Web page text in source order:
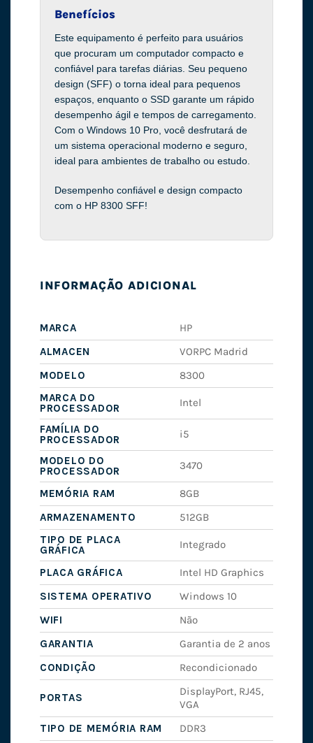
Benefícios
Este equipamento é perfeito para usuários
que procuram um computador compacto e
confiável para tarefas diárias. Seu pequeno
design (SFF) o torna ideal para pequenos
espaços, enquanto o SSD garante um rápido
desempenho ágil e tempos de carregamento.
Com o Windows 10 Pro, você desfrutará de
um sistema operacional moderno e seguro,
ideal para ambientes de trabalho ou estudo.
Desempenho confiável e design compacto
com o HP 8300 SFF!
INFORMAÇÃO ADICIONAL
MARCA
HP
ALMACEN
VORPC Madrid
MODELO
8300
MARCA DO
PROCESSADOR
Intel
FAMÍLIA DO
PROCESSADOR
i5
MODELO DO
PROCESSADOR
3470
MEMÓRIA RAM
8GB
ARMAZENAMENTO
512GB
TIPO DE PLACA
GRÁFICA
Integrado
PLACA GRÁFICA
Intel HD Graphics
SISTEMA OPERATIVO
Windows 10
WIFI
Não
GARANTIA
Garantia de 2 anos
CONDIÇÃO
Recondicionado
PORTAS
DisplayPort, RJ45,
VGA
TIPO DE MEMÓRIA RAM
DDR3